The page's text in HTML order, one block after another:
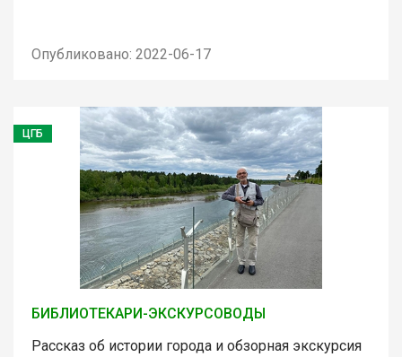
Опубликовано: 2022-06-17
ЦГБ
БИБЛИОТЕКАРИ-ЭКСКУРСОВОДЫ
Рассказ об истории города и обзорная экскурсия